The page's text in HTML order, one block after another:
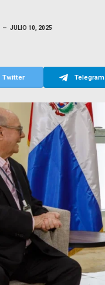
JULIO 10, 2025
Twitter Telegram